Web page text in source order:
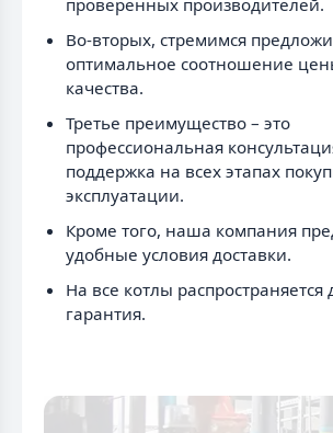
проверенных производителей.
Во-вторых, стремимся
оптимальное соотношение
качества.
Третье преимущество – это
профессиональная
поддержка на всех этапах
эксплуатации.
Кроме того, наша компания
удобные условия доставки.
На все котлы распространяется
гарантия.